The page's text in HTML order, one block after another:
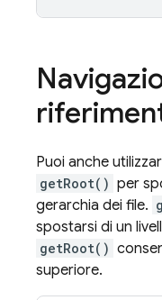
Puoi anche
getRoot() per
gerarchia dei file.
spostarsi di un
getRoot()
superiore.